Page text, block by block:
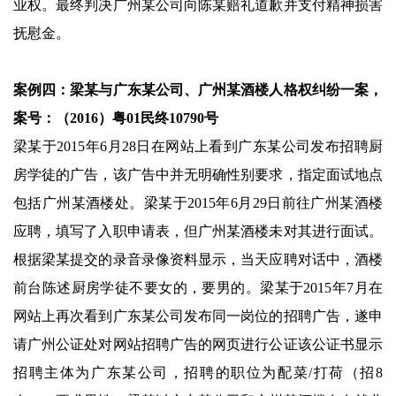
业权。最终判决广州某公司向陈某赔礼道歉并支付精神损害
抚慰金。
案例四：梁某与广东某公司、广州某酒楼人格权纠纷一案，
案号：（2016）粤01民终10790号
梁某于2015年6月28日在网站上看到广东某公司发布招聘厨
房学徒的广告，该广告中并无明确性别要求，指定面试地点
包括广州某酒楼处。梁某于2015年6月29日前往广州某酒楼
应聘，填写了入职申请表，但广州某酒楼未对其进行面试。
根据梁某提交的录音录像资料显示，当天应聘对话中，酒楼
前台陈述厨房学徒不要女的，要男的。梁某于2015年7月在
网站上再次看到广东某公司发布同一岗位的招聘广告，遂申
请广州公证处对网站招聘广告的网页进行公证该公证书显示
招聘主体为广东某公司，招聘的职位为配菜/打荷（招8